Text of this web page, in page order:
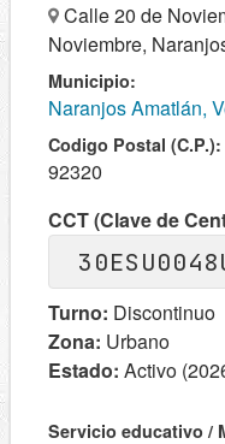
Calle 20 de
Noviembre,
Municipio:
Naranjos Amatlán,
Codigo Postal (C.P.):
92320
CCT (Clave de
Turno: Discontinuo
Zona: Urbano
Estado: Activo
Servicio educativo /